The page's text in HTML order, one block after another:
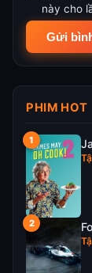
này cho
PHIM HOT